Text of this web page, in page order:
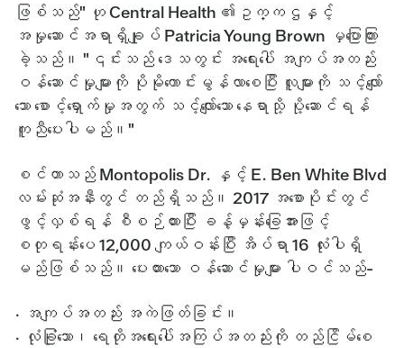
ဖြစ်သည်" ဟု Central Health ၏ဥက္ကဌနှင့်
အမှုဆောင်အရာရှိချုပ် Patricia Young Brown မှပြောကြား
ခဲ့သည်။ "၎င်းသည် ဒေသတွင်း အရေးပေါ် အကျပ်အတည်း
ဝန်ဆောင်မှုများကို ပိုမိုကောင်းမွန်လာစေပြီး လူများကို သင့်လျော်
သော စောင့်ရှောက်မှုအတွက် သင့်လျော်သော နေရာသို့ ပို့ဆောင်ရန်
ကူညီပေးပါမည်။"
စင်တာသည် Montopolis Dr. နှင့် E. Ben White Blvd
လမ်းဆုံအနီးတွင် တည်ရှိသည်။ 2017 အစောပိုင်းတွင်
ဖွင့်လှစ်ရန် စီစဉ်ထားပြီး ခန့်မှန်းခြေအားဖြင့်
စတုရန်းပေ 12,000 ကျယ်ဝန်းပြီး အိပ်ရာ 16 လုံးပါရှိ
မည်ဖြစ်သည်။ ပေးထားသော ဝန်ဆောင်မှုများ ပါဝင်သည်-
· အကျပ်အတည်း အကဲဖြတ်ခြင်း။
· လုံခြုံသော၊ ရေတိုအရေးပေါ်အကြပ်အတည်းကို တည်ငြိမ်စေ